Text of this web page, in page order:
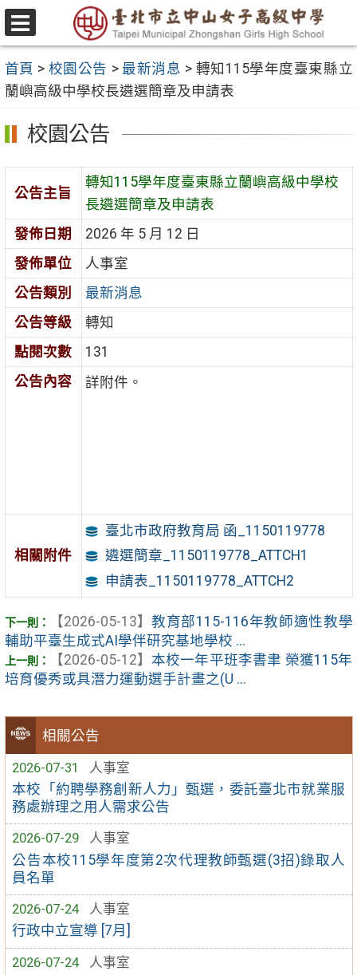
跳
至
要
內
容
區
選
單
首頁 > 校園公告 > 最新消息 > 轉知115學年度臺東縣立
蘭嶼高級中學校長遴選簡章及申請表
相關公告
2026-07-31
人事室
本校「約聘學務創新人力」甄選，委託臺北市就業服
務處辦理之用人需求公告
2026-07-29
人事室
公告本校115學年度第2次代理教師甄選(3招)錄取人
員名單
2026-07-24
人事室
行政中立宣導 [7月]
2026-07-24
人事室
校園公告
公告主旨
轉知115學年度臺東縣立蘭嶼高級中學校
長遴選簡章及申請表
發佈日期
2026 年 5 月 12 日
發佈單位
人事室
公告類別
最新消息
公告等級
轉知
點閱次數
131
公告內容
詳附件。
相關附件
臺北市政府教育局 函_1150119778
遴選簡章_1150119778_ATTCH1
申請表_1150119778_ATTCH2
【2026-05-13】 教育部115-116年教師適性教學
輔助平臺生成式AI學伴研究基地學校 ...
【2026-05-12】 本校一年平班李書聿 榮獲115年
培育優秀或具潛力運動選手計畫之(U ...